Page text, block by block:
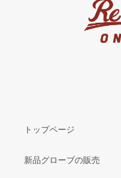
トップページ
新品グローブの販売